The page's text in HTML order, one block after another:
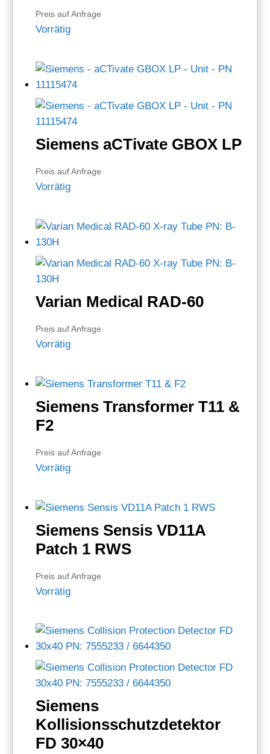
Preis auf Anfrage
Vorrätig
Siemens aCTivate GBOX LP
Preis auf Anfrage
Vorrätig
Varian Medical RAD-60
Preis auf Anfrage
Vorrätig
Siemens Transformer T11 &
F2
Preis auf Anfrage
Vorrätig
Siemens Sensis VD11A
Patch 1 RWS
Preis auf Anfrage
Vorrätig
Siemens
Kollisionsschutzdetektor
FD 30×40